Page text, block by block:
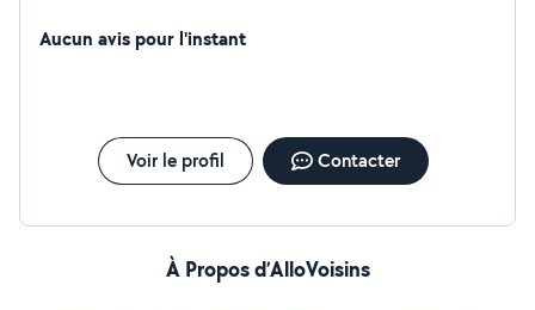
Aucun avis pour l'instant
Voir le profil Contacter
À Propos d’AlloVoisins